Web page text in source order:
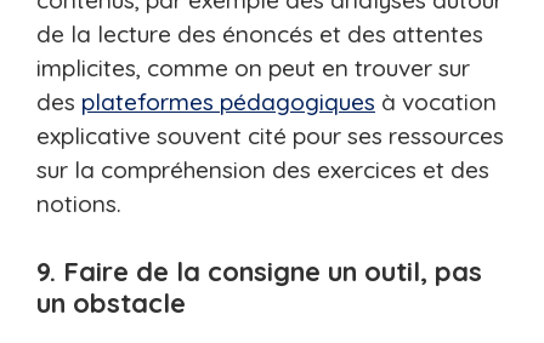
de la lecture des énoncés et des attentes
implicites, comme on peut en trouver sur
des plateformes pédagogiques à vocation
explicative souvent cité pour ses ressources
sur la compréhension des exercices et des
notions.
9. Faire de la consigne un outil, pas
un obstacle